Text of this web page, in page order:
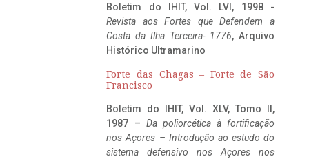
Boletim do IHIT, Vol. LVI, 1998 -
Revista aos Fortes que Defendem a
Costa da Ilha Terceira- 1776, Arquivo
Histórico Ultramarino
Forte das Chagas – Forte de São
Francisco
Boletim do IHIT, Vol. XLV, Tomo II,
1987 – Da poliorcética à fortificação
nos Açores – Introdução ao estudo do
sistema defensivo nos Açores nos